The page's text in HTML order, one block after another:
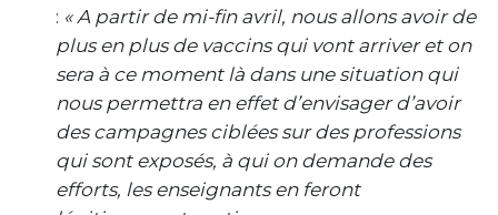
: « A partir de mi-fin avril, nous allons avoir de
plus en plus de vaccins qui vont arriver et on
sera à ce moment là dans une situation qui
nous permettra en effet d’envisager d’avoir
des campagnes ciblées sur des professions
qui sont exposés, à qui on demande des
efforts, les enseignants en feront